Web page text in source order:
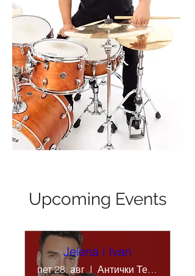
Upcoming Events
Jelena i Ivan
пет 28. авг Антички Театар